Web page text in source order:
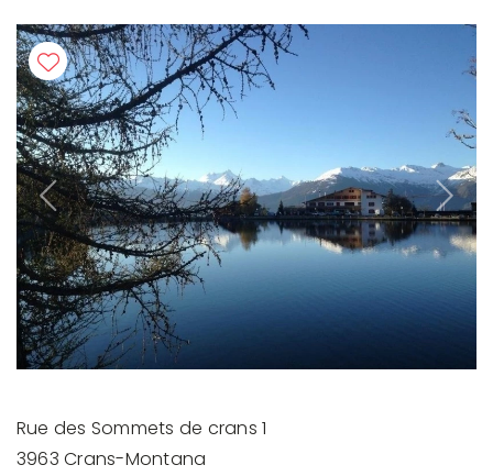
Previous Next
Rue des Sommets de crans 1
3963 Crans-Montana